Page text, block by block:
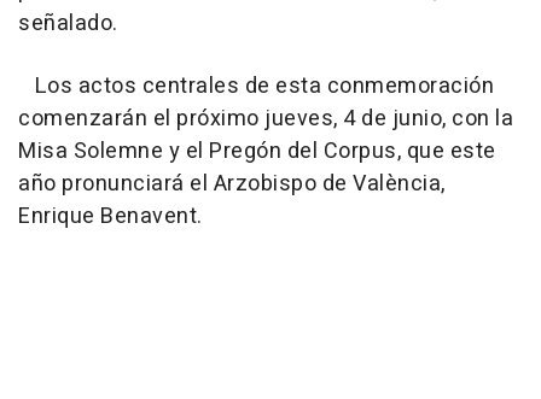
señalado.
Los actos centrales de esta conmemoración
comenzarán el próximo jueves, 4 de junio, con la
Misa Solemne y el Pregón del Corpus, que este
año pronunciará el Arzobispo de València,
Enrique Benavent.